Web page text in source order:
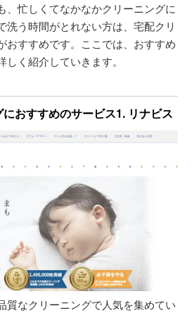
、忙しくてなかなかクリーニングに
洗う時間がとれない方は、宅配クリ
おすすめです。ここでは、おすすめ
く紹介していきます。
おすすめのサービス1. リナビス
質なクリーニングで人気を集めてい